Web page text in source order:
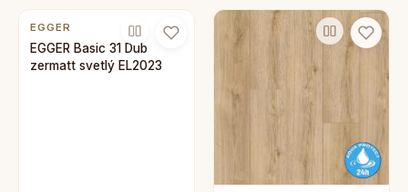
EGGER
EGGER Basic 31 Dub
zermatt svetlý EL2023